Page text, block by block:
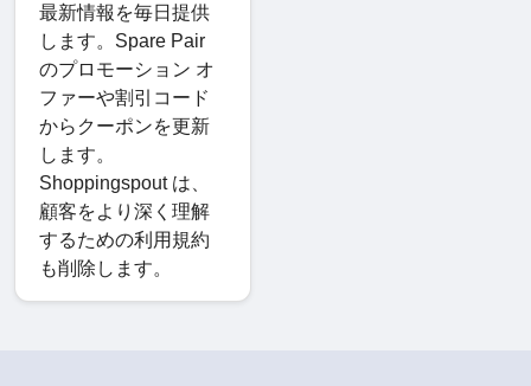
最新情報を毎日提供
します。Spare Pair
のプロモーション オ
ファーや割引コード
からクーポンを更新
します。
Shoppingspout は、
顧客をより深く理解
するための利用規約
も削除します。